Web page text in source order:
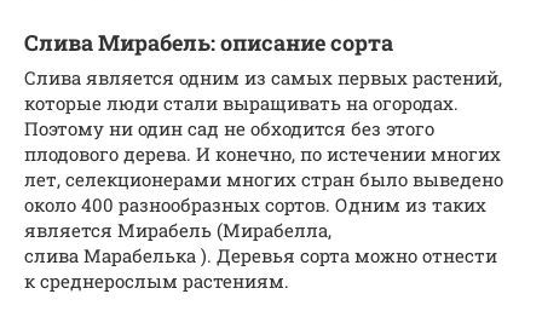
Слива Мирабель: описание сорта
Слива является одним из самых первых растений,
которые люди стали выращивать на огородах.
Поэтому ни один сад не обходится без этого
плодового дерева. И конечно, по истечении многих
лет, селекционерами многих стран было выведено
около 400 разнообразных сортов. Одним из таких
является Мирабель (Мирабелла,
слива Марабелька ). Деревья сорта можно отнести
к среднерослым растениям.